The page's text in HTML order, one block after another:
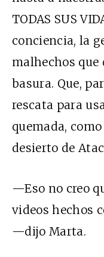
TODAS SUS
conciencia, la
malhechos
basura. Que,
rescata para
quemada,
desierto de
—Eso no creo
videos hechos
—dijo Marta.